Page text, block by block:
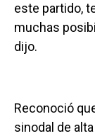
este partido,
muchas
dijo.
Reconoció
sinodal de